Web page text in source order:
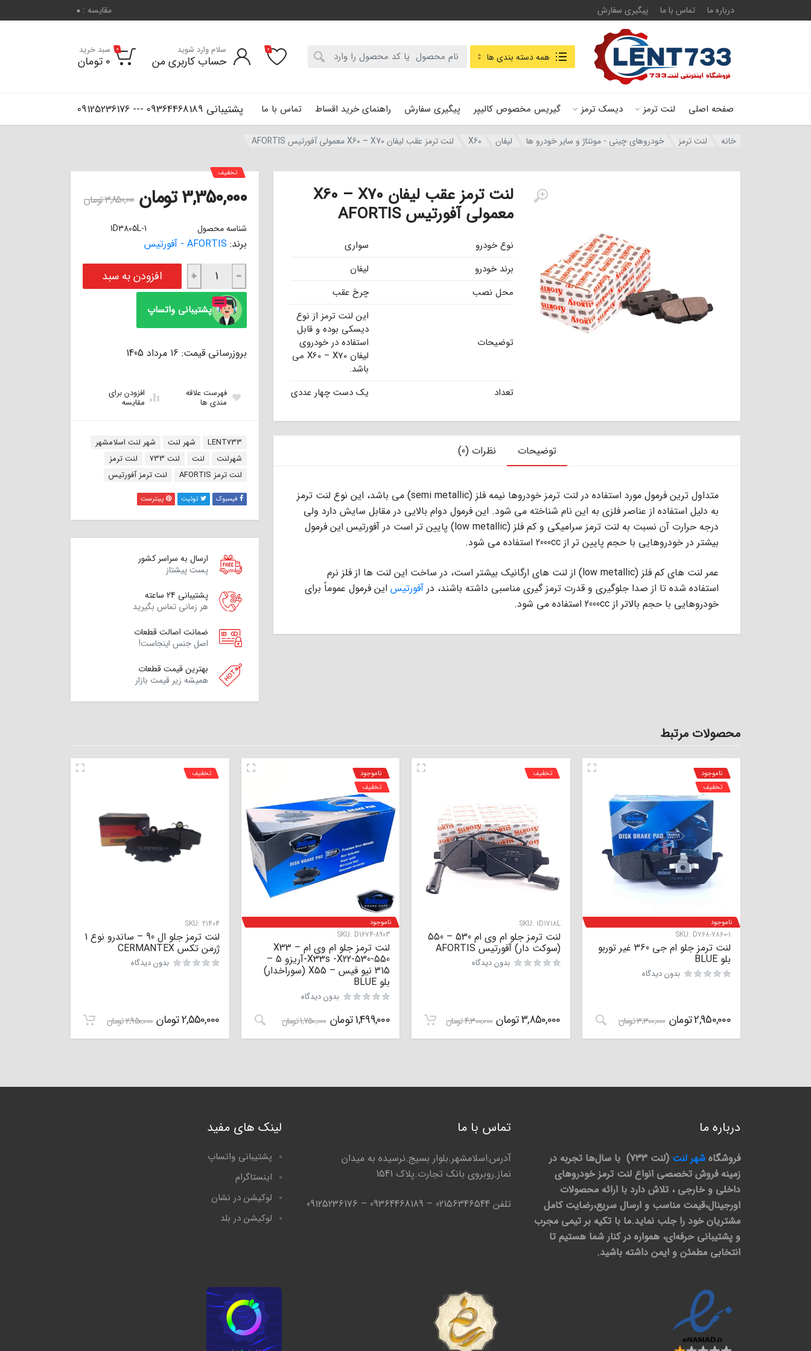
درباره ما تماس با ما پیگیری سفارش مقایسه : 0
صفحه اصلی لنت ترمز دیسک ترمز گیریس مخصوص کالیپر پیگیری سفارش راهنمای خرید اقساط تماس با ما پشتیبانی 09364468189 --- 09125236176
جستجو در:همه دسته بندی ها
0 سلام وارد شوید
حساب کاربری من
0 سبد خرید
0 تومان
خانه لنت ترمز خودروهای چینی - مونتاژ و سایر خودرو ها لیفان X60 لنت ترمز عقب لیفان X60 – X70 معمولی آفورتیس AFORTIS
لنت ترمز عقب لیفان X60 – X70
معمولی آفورتیس AFORTIS
نوع خودرو
سواری
برند خودرو
لیفان
محل نصب
چرخ عقب
توضیحات
این لنت ترمز از نوع
دیسکی بوده و قابل
استفاده در خودروی
لیفان X60 – X70 می
باشد.
تعداد
یک دست چهار عددی
تخفیف
3,350,000تومان 3,850,000تومان
شناسه محصول 1D3805L-1
برند: AFORTIS - آفورتیس
لنت ترمز عقب لیفان X60 - X70 معمولی آفورتیس AFORTIS عدد
−
+ افزودن به سبد
پشتیبانی واتساپ
بروزرسانی قیمت: 16 مرداد 1405
فهرست علاقه
مندی ها
افزودن برای
مقایسه
برچسب:
LENT733 شهر لنت
شهر لنت اسلامشهر
شهرلنت
لنت لنت 733
لنت ترمز
لنت ترمز AFORTIS
لنت ترمز آفورتیس
فیسبوک توئیت پینترست
ارسال به سراسر کشور
پست پیشتاز
پشتیبانی 24 ساعته
هر زمانی تماس بگیرید
ضمانت اصالت قطعات
اصل جنس اینجاست!
بهترین قیمت قطعات
همیشه زیر قیمت بازار
توضیحات نظرات (0)
ﻣﺘﺪاول ﺗﺮﯾﻦ ﻓﺮﻣﻮل ﻣﻮرد اﺳﺘﻔﺎده در ﻟﻨﺖ ﺗﺮﻣﺰ ﺧﻮدروﻫﺎ ﻧﯿﻤﻪ ﻓﻠﺰ (semi metallic) ﻣﻰ ﺑﺎﺷﺪ، اﯾﻦ ﻧﻮع ﻟﻨﺖ ﺗﺮﻣﺰ
ﺑﻪ دﻟﯿﻞ اﺳﺘﻔﺎده از ﻋﻨﺎﺻﺮ ﻓﻠﺰى ﺑﻪ اﯾﻦ ﻧﺎم ﺷﻨﺎﺧﺘﻪ ﻣﻰ ﺷﻮد. اﯾﻦ ﻓﺮﻣﻮل دوام ﺑﺎﻻﯾﻰ در ﻣﻘﺎﺑﻞ ﺳﺎﯾﺶ دارد وﻟﻰ
درﺟﻪ ﺣﺮارت آن ﻧﺴﺒﺖ ﺑﻪ ﻟﻨﺖ ﺗﺮﻣﺰ ﺳﺮاﻣﯿﮑﻰ و ﮐﻢ ﻓﻠﺰ (low metallic) ﭘﺎﯾﯿﻦ ﺗﺮ اﺳﺖ در آﻓﻮرﺗﯿﺲ اﯾﻦ ﻓﺮﻣﻮل
ﺑﯿﺸﺘﺮ در ﺧﻮدروﻫﺎﯾﻰ ﺑﺎ ﺣﺠﻢ ﭘﺎﯾﯿﻦ ﺗﺮ از 2000cc اﺳﺘﻔﺎده ﻣﻰ ﺷﻮد.
عمر ﻟﻨﺖ ﻫﺎى ﮐﻢ ﻓﻠﺰ (low metallic) از ﻟﻨﺖ ﻫﺎى ارﮔﺎﻧﯿﮏ ﺑﯿﺸﺘﺮ اﺳﺖ، در ﺳﺎﺧﺖ اﯾﻦ ﻟﻨﺖ ﻫﺎ از ﻓﻠﺰ ﻧﺮم
اﺳﺘﻔﺎده ﺷﺪه ﺗﺎ از ﺻﺪا ﺟﻠﻮﮔﯿﺮى و ﻗﺪرت ﺗﺮﻣﺰ ﮔﯿﺮى ﻣﻨﺎﺳﺒﻰ داﺷﺘﻪ ﺑﺎﺷﻨﺪ، در آﻓﻮرﺗﯿﺲ اﯾﻦ ﻓﺮﻣﻮل ﻋﻤﻮﻣﺎً ﺑﺮاى
ﺧﻮدروﻫﺎﯾﻰ ﺑﺎ ﺣﺠﻢ ﺑﺎﻻﺗﺮ از 2000cc اﺳﺘﻔﺎده ﻣﻰ ﺷﻮد.
محصولات مرتبط
ناموجود
SKU: D768-7860-1
ناموجود
تخفیف
لنت ترمز جلو ام جی 360 غیر توربو
بلو BLUE
بدون دیدگاه
2,950,000تومان 3,300,000تومان
SKU: 1D1718L
تخفیف
لنت ترمز جلو ام وی ام 530 – 550
(سوکت دار) آفورتیس AFORTIS
بدون دیدگاه
3,850,000تومان 4,300,000تومان
ناموجود
SKU: D1674-8903
ناموجود
تخفیف
لنت ترمز جلو ام وی ام X33 –
X33s -X22-530-550-آریزو 5 –
315 نیو فیس – X55 (سوراخدار)
بلو BLUE
بدون دیدگاه
1,499,000تومان 1,750,000تومان
SKU: 21404
تخفیف
لنت ترمز جلو ال 90 – ساندرو نوع 1
ژرمن تکس CERMANTEX
بدون دیدگاه
2,550,000تومان 2,950,000تومان
درباره ما
فروشگاه شهر لنت
(لنت 733) با سال‌ها تجربه در
زمینه فروش تخصصی انواع لنت ترمز خودروهای
داخلی و خارجی ، تلاش دارد با ارائه محصولات
اورجینال،قیمت مناسب و ارسال سریع،رضایت کامل
مشتریان خود را جلب نماید.ما با تکیه بر تیمی مجرب
و پشتیبانی حرفه‌ای، همواره در کنار شما هستیم تا
انتخابی مطمئن و ایمن داشته باشید.
تماس با ما
آدرس:اسلامشهر.بلوار بسیج.نرسیده به میدان
نماز.روبروی بانک تجارت.پلاک 1541
تلفن 02156346544 – 09364468189 – 09125236176
لینک های مفید
پشتیبانی واتساپ
اینستاگرام
لوکیشن در نشان
لوکیشن در بلد